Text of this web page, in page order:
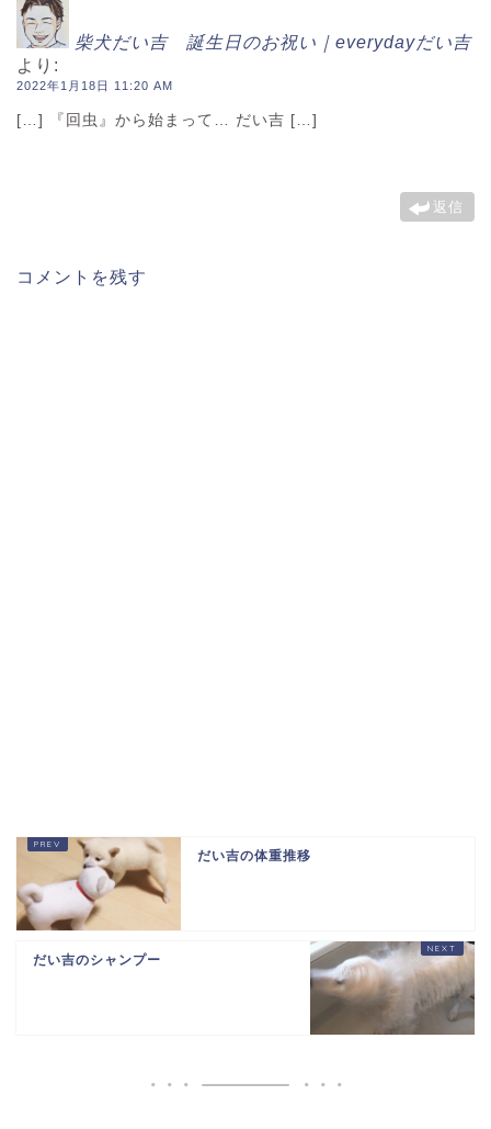
柴犬だい吉 誕生日のお祝い｜everydayだい吉
より:
2022年1月18日 11:20 AM
[…] 『回虫』から始まって… だい吉 […]
返信
コメントを残す
だい吉の体重推移
だい吉のシャンプー